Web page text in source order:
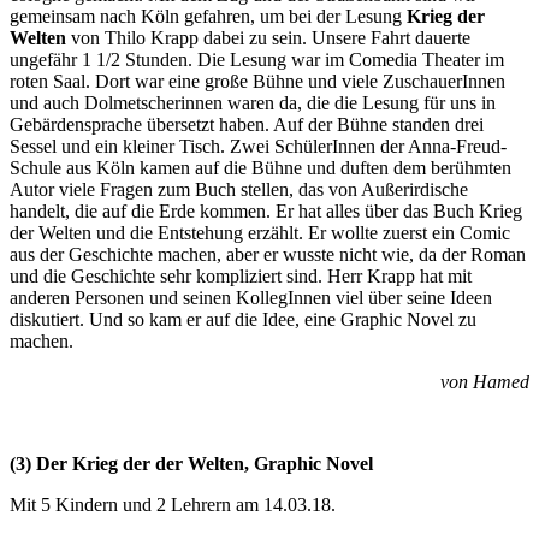
gemeinsam nach Köln gefahren, um bei der Lesung Krieg der
Welten von Thilo Krapp dabei zu sein. Unsere Fahrt dauerte
ungefähr 1 1/2 Stunden. Die Lesung war im Comedia Theater im
roten Saal. Dort war eine große Bühne und viele ZuschauerInnen
und auch Dolmetscherinnen waren da, die die Lesung für uns in
Gebärdensprache übersetzt haben. Auf der Bühne standen drei
Sessel und ein kleiner Tisch. Zwei SchülerInnen der Anna-Freud-
Schule aus Köln kamen auf die Bühne und duften dem berühmten
Autor viele Fragen zum Buch stellen, das von Außerirdische
handelt, die auf die Erde kommen. Er hat alles über das Buch Krieg
der Welten und die Entstehung erzählt. Er wollte zuerst ein Comic
aus der Geschichte machen, aber er wusste nicht wie, da der Roman
und die Geschichte sehr kompliziert sind. Herr Krapp hat mit
anderen Personen und seinen KollegInnen viel über seine Ideen
diskutiert. Und so kam er auf die Idee, eine Graphic Novel zu
machen.
von Hamed
(3) Der Krieg der der Welten, Graphic Novel
Mit 5 Kindern und 2 Lehrern am 14.03.18.